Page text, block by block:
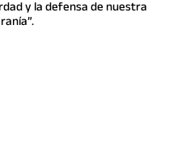
y la defensa de nuestra